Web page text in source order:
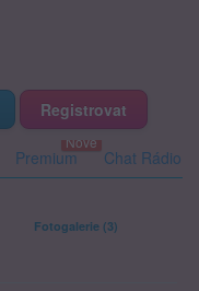
Registrovat
Premium Chat Rádio
Fotogalerie (3)